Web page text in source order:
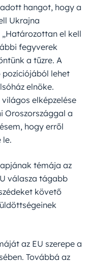
hangot, hogy a
Ukrajna
el kell
fegyverek
a tűzre. A
pozíciójából lehet
elnöke.
elképzelése
Oroszországgal a
hogy erről
le.
témája az
válasza tágabb
követő
az EU szerepe a
Továbbá az